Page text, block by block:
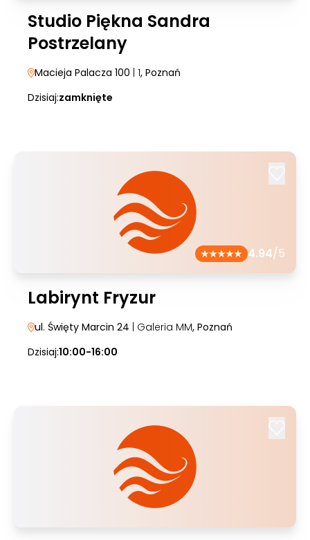
Studio Piękna Sandra
Postrzelany
Macieja Palacza 100 | 1, Poznań
Dzisiaj:zamknięte
4.94/5
Labirynt Fryzur
ul. Święty Marcin 24 | Galeria MM, Poznań
Dzisiaj:10:00-16:00